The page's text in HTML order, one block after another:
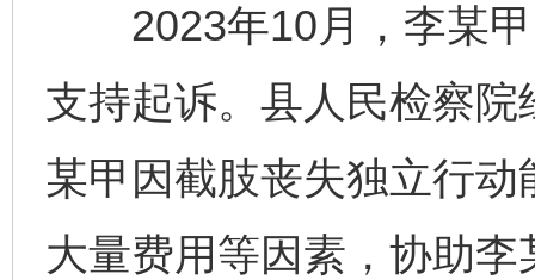
2023年10月，李某甲
支持起诉。县人民检察
某甲因截肢丧失独立行
大量费用等因素，协助